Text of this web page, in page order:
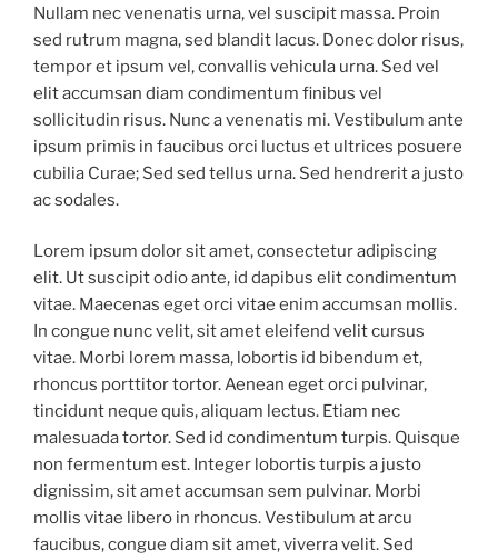
Nullam nec venenatis urna, vel suscipit massa. Proin
sed rutrum magna, sed blandit lacus. Donec dolor risus,
tempor et ipsum vel, convallis vehicula urna. Sed vel
elit accumsan diam condimentum finibus vel
sollicitudin risus. Nunc a venenatis mi. Vestibulum ante
ipsum primis in faucibus orci luctus et ultrices posuere
cubilia Curae; Sed sed tellus urna. Sed hendrerit a justo
ac sodales.
Lorem ipsum dolor sit amet, consectetur adipiscing
elit. Ut suscipit odio ante, id dapibus elit condimentum
vitae. Maecenas eget orci vitae enim accumsan mollis.
In congue nunc velit, sit amet eleifend velit cursus
vitae. Morbi lorem massa, lobortis id bibendum et,
rhoncus porttitor tortor. Aenean eget orci pulvinar,
tincidunt neque quis, aliquam lectus. Etiam nec
malesuada tortor. Sed id condimentum turpis. Quisque
non fermentum est. Integer lobortis turpis a justo
dignissim, sit amet accumsan sem pulvinar. Morbi
mollis vitae libero in rhoncus. Vestibulum at arcu
faucibus, congue diam sit amet, viverra velit. Sed